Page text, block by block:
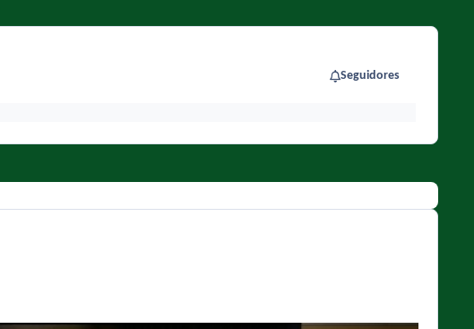
Seguidores